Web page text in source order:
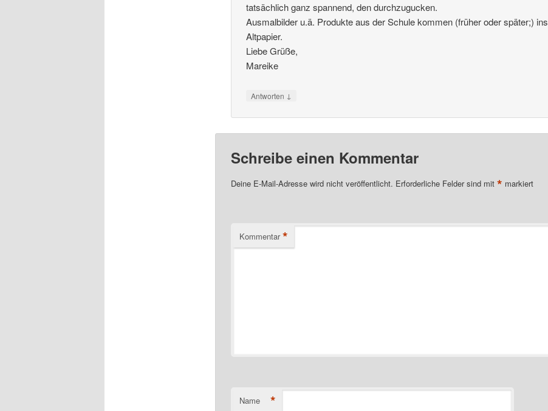
tatsächlich ganz spannend, den durchzugucken.
Ausmalbilder u.ä. Produkte aus der Schule kommen (früher oder später;) ins
Altpapier.
Liebe Grüße,
Mareike
Antworten ↓
Schreibe einen Kommentar
Deine E-Mail-Adresse wird nicht veröffentlicht. Erforderliche Felder sind mit * markiert
Kommentar *
Name *